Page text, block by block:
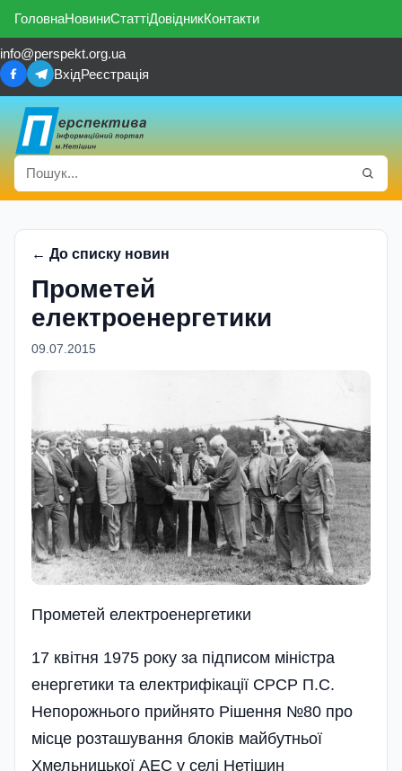
ГоловнаНовиниСтаттіДовідникКонтакти
info@perspekt.org.ua
ВхідРеєстрація
← До списку новин
Прометей
електроенергетики
09.07.2015
Прометей електроенергетики
17 квітня 1975 року за підписом міністра
енергетики та електрифікації СРСР П.С.
Непорожнього прийнято­ Рішення №80 про
місце розташування блоків майбутньої
Хмельницької АЕС у селі Нетіши­н